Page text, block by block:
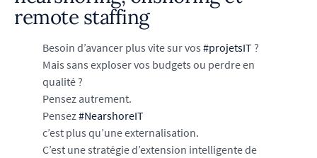
remote staffing
Besoin d’avancer plus vite sur vos #projetsIT ?
Mais sans exploser vos budgets ou perdre en
qualité ?
Pensez autrement.
Pensez#NearshoreIT
c’est plus qu’une externalisation.
C’est une stratégie d’extension intelligente de